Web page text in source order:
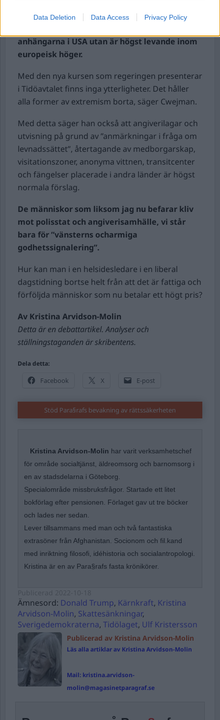
Data Deletion Data Access Privacy Policy
Staten skall bestämma så lite som möjligt,
anhängarna i USA utan är högst levande inom
europeisk höger.
Med den nya kursen som regeringen presenterar
i Tidöavtalet finns inga ytterligheter. Det håller
alla former av extremism borta, säger Cwejman.
Med detta säger han också att angiverilagar och
utvisning på grund av ”anmärkningar i fråga om
levnadssättet”, återtagande av medborgarskap,
visitationszoner, anonyma vittnen, transitcenter
och fängelser placerade i andra länder är högst
normala förslag.
De människor som liksom jag nu befarar kliv
mot polisstat och angiverisamhälle, vi står
bara för ”vänsterns ocharmiga
godhetssignalering”.
Hur kan man i en helsidesledare i en liberal
dagstidning bortse helt från att det är fattiga och
förföljda människor som nu betalar ett högt pris?
Av Kristina Arvidson-Molin
Detta är en debattartikel. Analyser och
ställningstaganden är skribentens.
Dela detta:
Facebook X E-post
Stöd Para§rafs bevakning av rättssäkerheten
Kristina Arvidson-Molin har varit verksamhetschef
för område socialtjänst, äldreomsorg och barnomsorg i
en av stadsdelarna i Göteborg.
Specialområde missbruksfrågor. Startade ett litet
bokförlag efter pensionen. Förlaget gav ut tre böcker
och lades ner sedan.
Lever tillsammans med man och två fantastiska
extrasöner från Afghanistan. Socionom och fil.kand
med inriktning filosofi, idéhistoria och socialantropologi.
Kristina är en av Para§rafs fasta krönikörer.
Ämnesord: Donald Trump, Kärnkraft, Kristina
Arvidson-Molin, Skattesänkningar,
Sverigedemokraterna, Tidölaget, Ulf Kristersson
Publicerad av Kristina Arvidson-Molin
Läs alla artiklar av Kristina Arvidson-Molin
Mail: kristina.arvidson-
molin@magasinetparagraf.se